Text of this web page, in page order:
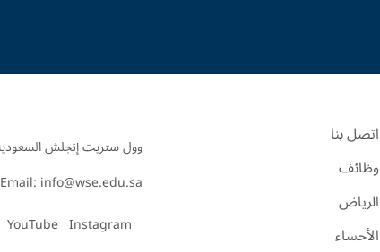
اتصل بنا
وظائف
الرياض
الأحساء
Email: info@wse.edu.sa
Instagram
YouTube